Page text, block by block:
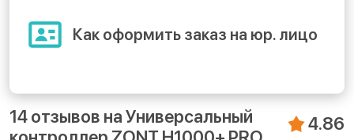
Как оформить заказ на юр. лицо
14 отзывов наУниверсальный
4.86